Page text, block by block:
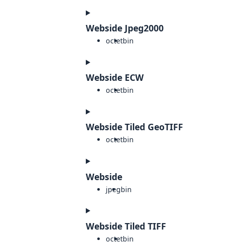
Webside Jpeg2000
octetbin
Webside ECW
octetbin
Webside Tiled GeoTIFF
octetbin
Webside
jpegbin
Webside Tiled TIFF
octetbin